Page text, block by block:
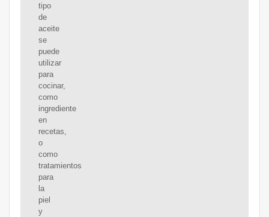
tipo
de
aceite
se
puede
utilizar
para
cocinar,
como
ingrediente
en
recetas,
o
como
tratamientos
para
la
piel
y